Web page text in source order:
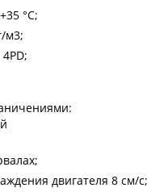
°C;
м3;
двигателя 8 см/с;